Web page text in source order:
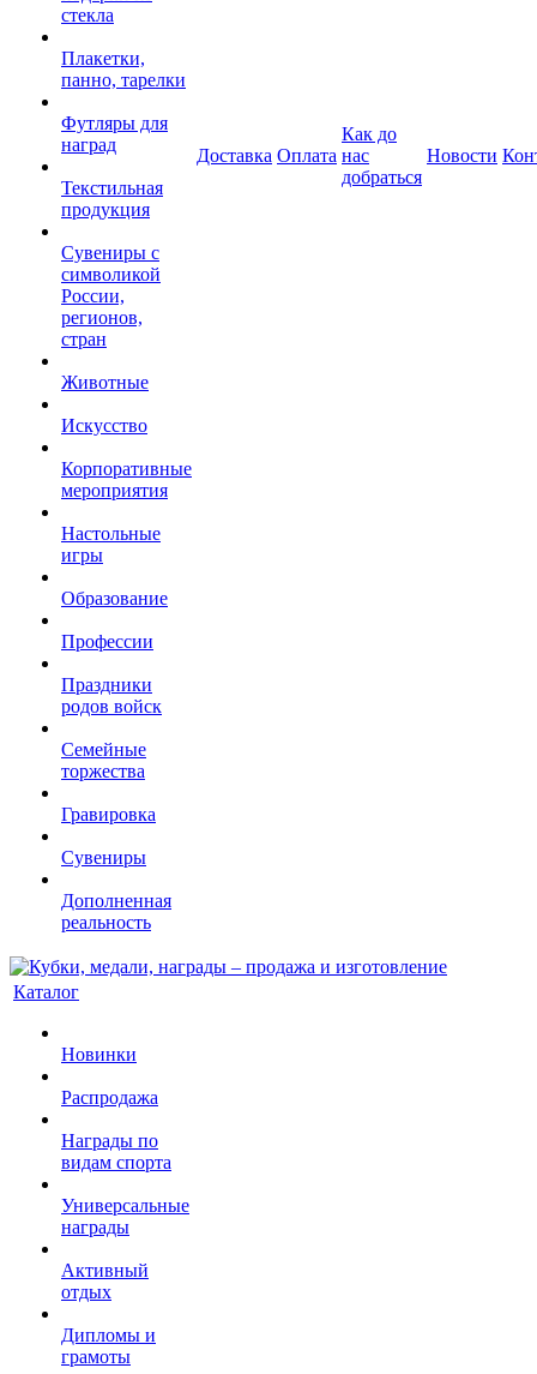
стекла
Плакетки,
панно, тарелки
Футляры для
наград
Текстильная
продукция
Сувениры с
символикой
России,
регионов,
стран
Животные
Искусство
Корпоративные
мероприятия
Настольные
игры
Образование
Профессии
Праздники
родов войск
Семейные
торжества
Гравировка
Сувениры
Дополненная
реальность
Доставка Оплата
Как до
нас
добраться
Новости
Каталог
Новинки
Распродажа
Награды по
видам спорта
Универсальные
награды
Активный
отдых
Дипломы и
грамоты